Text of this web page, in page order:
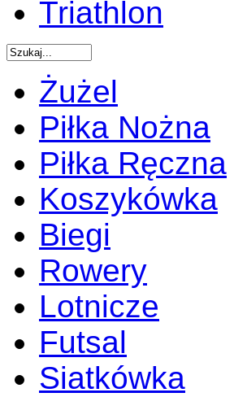
Triathlon
Żużel
Piłka Nożna
Piłka Ręczna
Koszykówka
Biegi
Rowery
Lotnicze
Futsal
Siatkówka